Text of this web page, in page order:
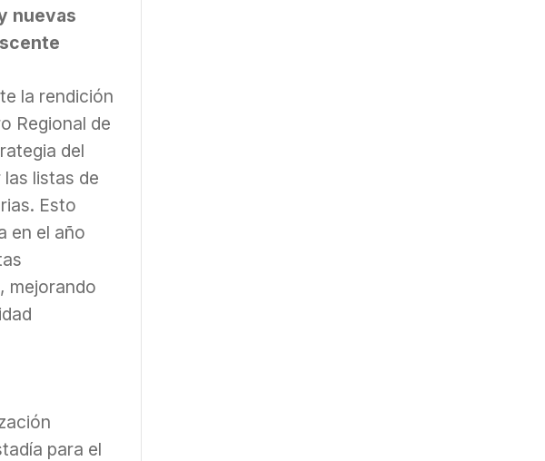
nuevas
la rendición
Regional de
del
listas de
Esto
en el año
mejorando
para el